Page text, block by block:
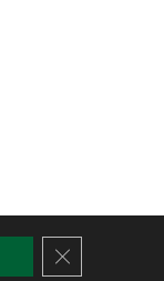
GDPR